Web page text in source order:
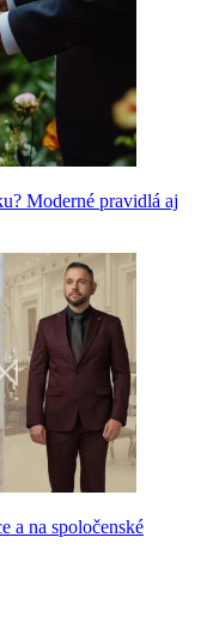
Moderné pravidlá aj
a na spoločenské